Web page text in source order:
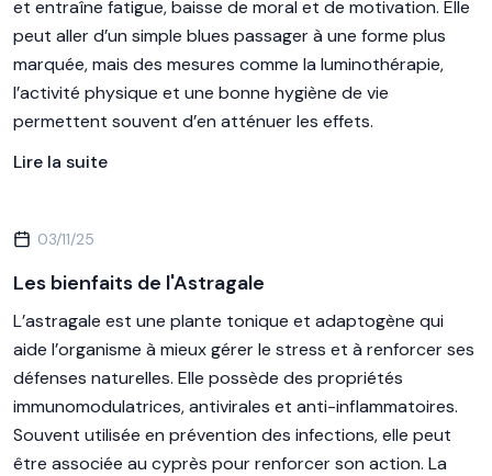
et entraîne fatigue, baisse de moral et de motivation. Elle
peut aller d’un simple blues passager à une forme plus
marquée, mais des mesures comme la luminothérapie,
l’activité physique et une bonne hygiène de vie
permettent souvent d’en atténuer les effets.
Lire la suite
03/11/25
Les bienfaits de l'Astragale
L’astragale est une plante tonique et adaptogène qui
aide l’organisme à mieux gérer le stress et à renforcer ses
défenses naturelles. Elle possède des propriétés
immunomodulatrices, antivirales et anti-inflammatoires.
Souvent utilisée en prévention des infections, elle peut
être associée au cyprès pour renforcer son action. La